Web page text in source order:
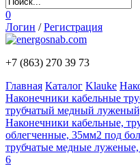
0
Логин /Регистрация
+7 (863) 270 39 73
Главная Каталог Klauke
Наконечники кабельные
трубчатый медный
Наконечники кабельные,
облегченные, 35мм2 под
трубчатые медные
6